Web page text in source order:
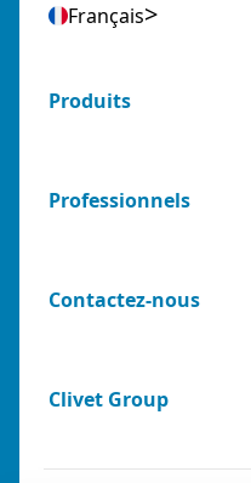
Français
Produits
Professionnels
Contactez-nous
Clivet Group